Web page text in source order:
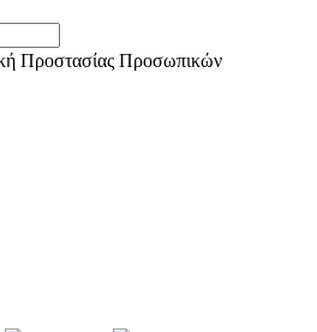
Προστασίας Προσωπικών